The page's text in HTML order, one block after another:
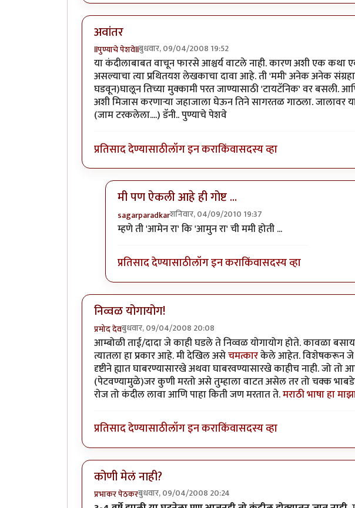
अवांतर
llपुण्याचे पेशवेllबुधवार, 09/04/2008 19:52
या कंदीलाबाबत वाचून फारसे आश्चर्य वाटले नाही. कारण अशी एक
असल्याचा त्या प्रथितयश लेखकाचा दावा आहे. ती 'ममी' अनेक अनेक
घडवून)घालून तिच्या मुक्कामी परत जाण्यासाठी 'टायटॅनिक' वर बसली.
अशी मिजास करणार्‍या जहाजाला घेऊन तिने सागरतळ गाठला. जालावर
(जाम टरकलेला....) डॅनी.. पुण्याचे पेशवे
प्रतिसाद देण्यासाठीलॉग इन कराकिंवासदस्य व्हा
मी पण ऐकली आहे ही गोष्ट ...
sagarparadkarशनिवार, 04/09/2010 19:37
In reply toअवांतरbyllपुण्याचे पेशवेll
म्हणे ती 'आमेन रा' कि 'आमुन रा' ची ममी होती ...
प्रतिसाद देण्यासाठीलॉग इन कराकिंवासदस्य व्हा
निव्वळ योगायोग!
प्रमोद देवबुधवार, 09/04/2008 20:08
आम्बोळी ताई/दादा जे काही घडले ते निव्वळ योगायोग होते. कावळा
त्यातला हा प्रकार आहे. मी देखिल असेचमत्कारकेले आहेत. विशेषकरून जे
दृष्टीने ह्यात घाबरण्यासारखे अथवा घाबरवण्यासारखे काहीच नाही. जो
(पेटवण्यामुळे)जर कुणी मरतो असे तुम्हाला वाटत असेल तर तो चक्क
रोज तो कंदील लावा आणि पाहा किती जण मरतात ते.मराठी भाषा हा
प्रतिसाद देण्यासाठीलॉग इन कराकिंवासदस्य व्हा
कोणी मेलं नाही?
प्रभाकर पेठकरबुधवार, 09/04/2008 20:24